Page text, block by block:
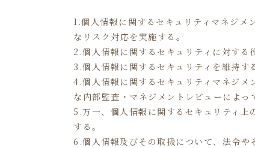
1.個人情報に関するセキュリティマネジメ
なリスク対応を実施する。
2.個人情報に関するセキュリティに対する
3.個人情報に関するセキュリティを維持す
4.個人情報に関するセキュリティマネジメ
な内部監査・マネジメントレビューによっ
5.万一、個人情報に関するセキュリティ
する。
6.個人情報及びその取扱について、法令や